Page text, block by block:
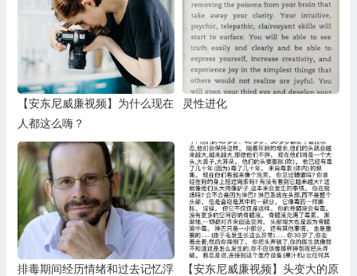
【安东尼威廉视频】为什么现在
人都这么嗨？
灵性进化
排毒期间经历情绪和过去记忆浮
【安东尼威廉视频】头变大的原